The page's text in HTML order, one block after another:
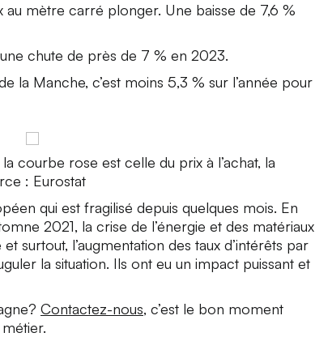
au mètre carré plonger. Une baisse de 7,6 %
chute de près de 7 % en 2023.
la Manche, c’est moins 5,3 % sur l’année pour
courbe rose est celle du prix à l’achat, la
: Eurostat
qui est fragilisé depuis quelques mois. En
2021, la crise de l’énergie et des matériaux
surtout, l’augmentation des taux d’intérêts par
la situation. Ils ont eu un impact puissant et
Contactez-nous, c’est le bon moment